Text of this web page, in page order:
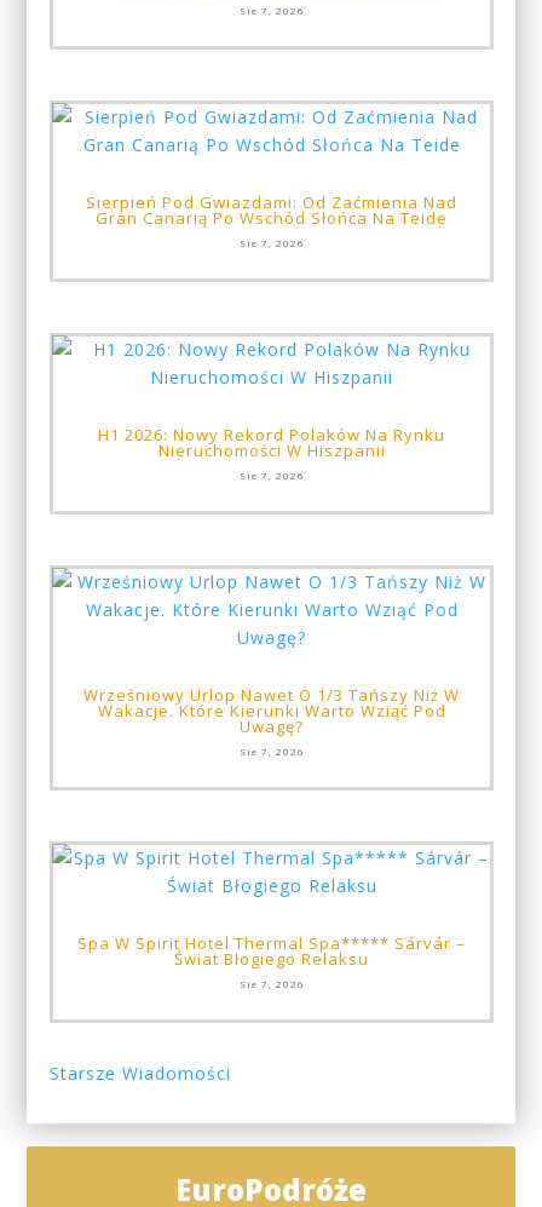
Sie 7, 2026
Sierpień Pod Gwiazdami: Od Zaćmienia Nad
Gran Canarią Po Wschód Słońca Na Teide
Sie 7, 2026
H1 2026: Nowy Rekord Polaków Na Rynku
Nieruchomości W Hiszpanii
Sie 7, 2026
Wrześniowy Urlop Nawet O 1/3 Tańszy Niż W
Wakacje. Które Kierunki Warto Wziąć Pod
Uwagę?
Sie 7, 2026
Spa W Spirit Hotel Thermal Spa***** Sárvár –
Świat Błogiego Relaksu
Sie 7, 2026
EuroPodróże